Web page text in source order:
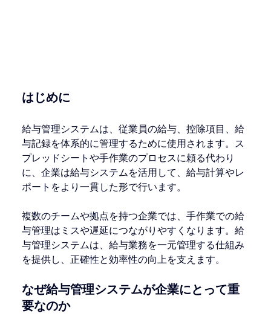
はじめに
給与管理システムは、従業員の給与、控除項目、給
与記録を体系的に管理するために使用されます。ス
プレッドシートや手作業のプロセスに頼る代わり
に、企業は給与システムを活用して、給与計算やレ
ポートをより一貫した形で行います。
複数のチームや拠点を持つ企業では、手作業での給
与管理はミスや遅延につながりやすくなります。給
与管理システムは、給与業務を一元管理する仕組み
を提供し、正確性と効率性の向上を支えます。
なぜ給与管理システムが企業にとって重
要なのか